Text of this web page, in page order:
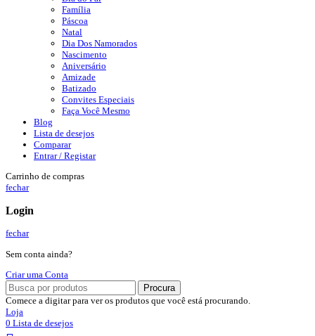
Família
Páscoa
Natal
Dia Dos Namorados
Nascimento
Aniversário
Amizade
Batizado
Convites Especiais
Faça Você Mesmo
Blog
Lista de desejos
Comparar
Entrar / Registar
Carrinho de compras
fechar
Login
fechar
Sem conta ainda?
Criar uma Conta
Procura
Comece a digitar para ver os produtos que você está procurando.
Loja
0 Lista de desejos